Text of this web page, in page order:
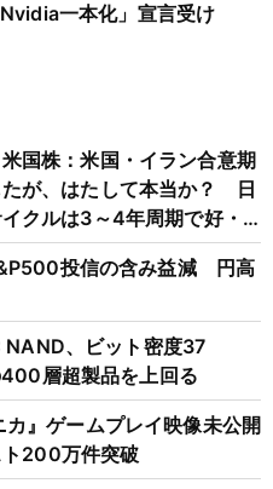
一本化」宣言受け
株：米国・イラン合意期
が、はたして本当か？ 日
クルは3～4年周期で好・
投信の含み益減 円高
、ビット密度37
層超製品を上回る
カ』ゲームプレイ映像未公開
200万件突破